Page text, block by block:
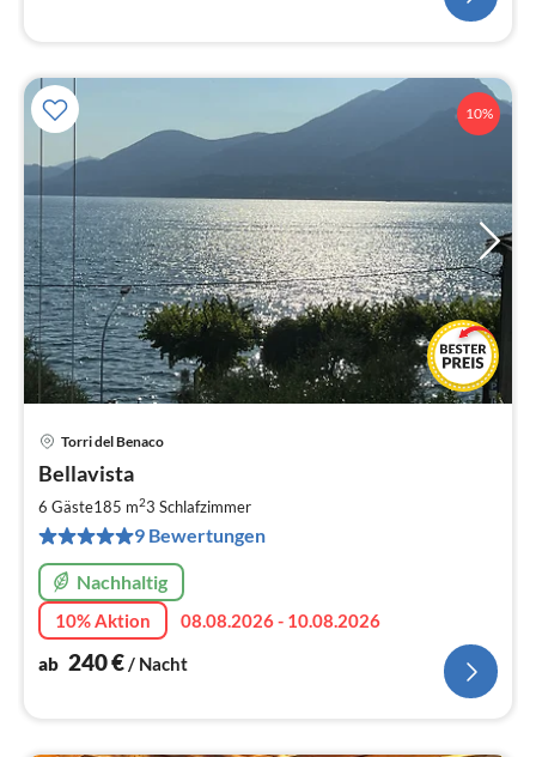
10%
Torri del Benaco
Bellavista
6 Gäste185 m23 Schlafzimmer
9 Bewertungen
Nachhaltig
10% Aktion
08.08.2026 - 10.08.2026
ab 240€/ Nacht